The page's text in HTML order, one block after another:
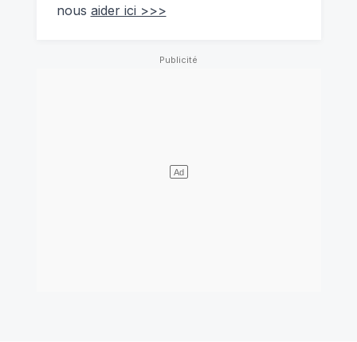
nous aider ici >>>